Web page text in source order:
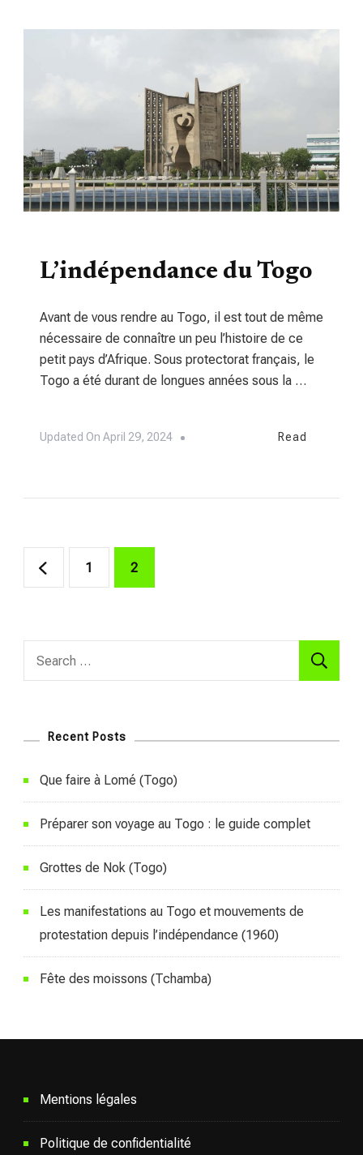
L’indépendance du Togo
Avant de vous rendre au Togo, il est tout de même
nécessaire de connaître un peu l’histoire de ce
petit pays d’Afrique. Sous protectorat français, le
Togo a été durant de longues années sous la …
Updated On April 29, 2024 Read
PostsPage
1 Page
2
Search
Recent Posts
Que faire à Lomé (Togo)
Préparer son voyage au Togo : le guide complet
Grottes de Nok (Togo)
Les manifestations au Togo et mouvements de
protestation depuis l’indépendance (1960)
Fête des moissons (Tchamba)
Mentions légales
Politique de confidentialité